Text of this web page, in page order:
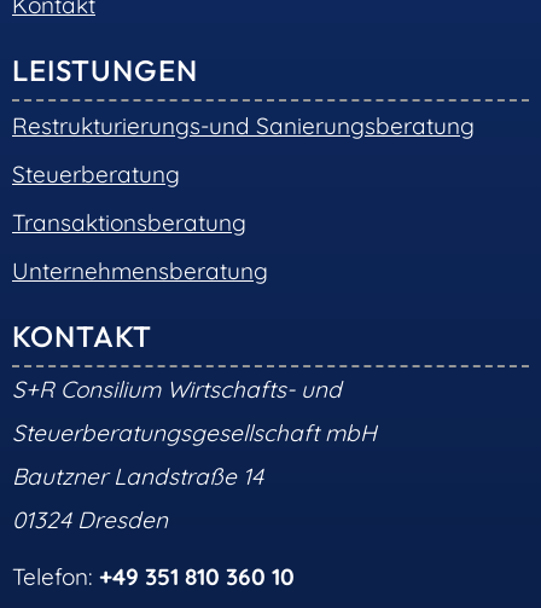
LEISTUNGEN
Restrukturierungs-und Sanierungsberatung
Steuerberatung
Transaktionsberatung
Unternehmensberatung
KONTAKT
S+R Consilium Wirtschafts- und
Steuerberatungsgesellschaft mbH
Bautzner Landstraße 14
01324 Dresden
Telefon: +49 351 810 360 10